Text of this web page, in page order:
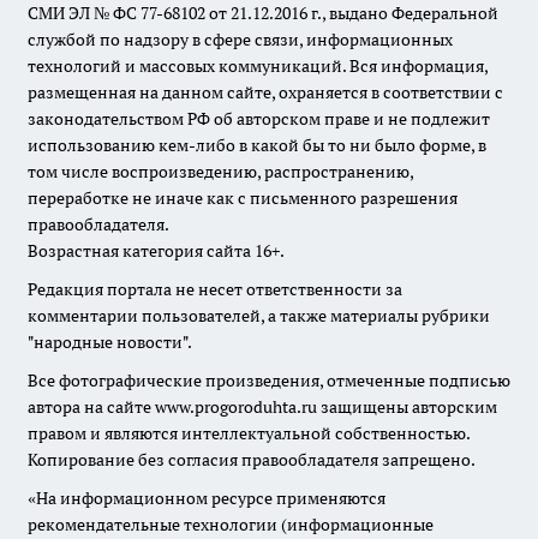
СМИ ЭЛ № ФС 77-68102 от 21.12.2016 г., выдано Федеральной
службой по надзору в сфере связи, информационных
технологий и массовых коммуникаций. Вся информация,
размещенная на данном сайте, охраняется в соответствии с
законодательством РФ об авторском праве и не подлежит
использованию кем-либо в какой бы то ни было форме, в
том числе воспроизведению, распространению,
переработке не иначе как с письменного разрешения
правообладателя.
Возрастная категория сайта 16+.
Редакция портала не несет ответственности за
комментарии пользователей, а также материалы рубрики
"народные новости".
Все фотографические произведения, отмеченные подписью
автора на сайте www.progoroduhta.ru защищены авторским
правом и являются интеллектуальной собственностью.
Копирование без согласия правообладателя запрещено.
«На информационном ресурсе применяются
рекомендательные технологии (информационные